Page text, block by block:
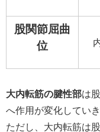
股関節屈曲
位
大内転筋の腱性部は
へ作用が変化していき
ただし、大内転筋は